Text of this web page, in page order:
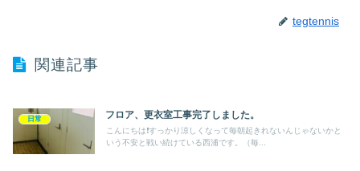
tegtennis
関連記事
日常 フロア、更衣室工事完了しました。
こんにちは❗️すっかり涼しくなって毎朝起きれないんじゃないかと
いう不安と戦い続けている西浦です。（毎...